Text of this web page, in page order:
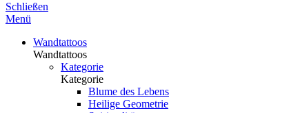
Schließen
Menü
Wandtattoos
Wandtattoos
Kategorie
Kategorie
Blume des Lebens
Heilige Geometrie